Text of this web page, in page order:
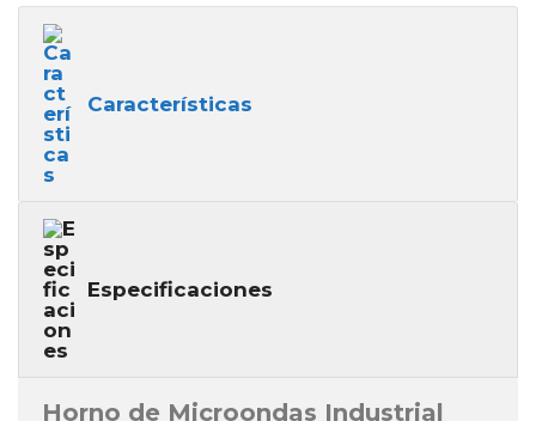
Características
Especificaciones
Horno de Microondas Industrial